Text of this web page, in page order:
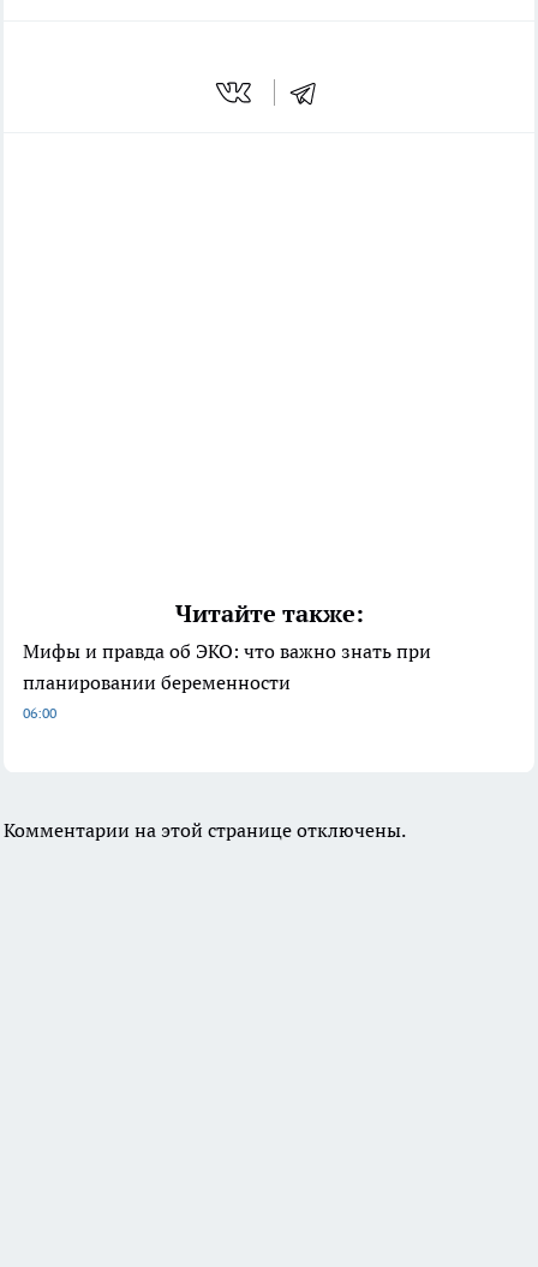
Читайте также:
Мифы и правда об ЭКО: что важно знать при
планировании беременности
06:00
Комментарии на этой странице отключены.